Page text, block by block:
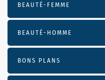
BEAUTÉ-FEMME
BEAUTÉ-HOMME
BONS PLANS